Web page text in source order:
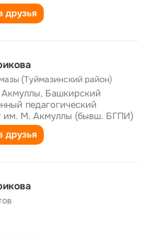
друзья
(Туймазинский район)
Башкирский
педагогический
им. М. Акмуллы (бывш. БГПИ)
друзья